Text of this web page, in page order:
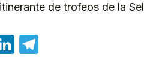
de trofeos de la
LinkedIn